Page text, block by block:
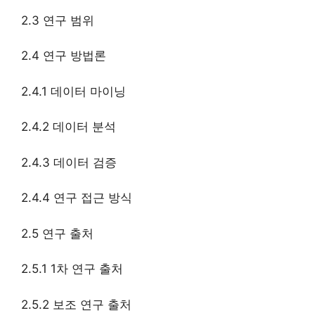
2.3 연구 범위
2.4 연구 방법론
2.4.1 데이터 마이닝
2.4.2 데이터 분석
2.4.3 데이터 검증
2.4.4 연구 접근 방식
2.5 연구 출처
2.5.1 1차 연구 출처
2.5.2 보조 연구 출처